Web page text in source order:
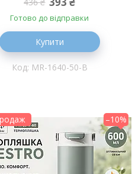
Готово до відправки
Купити
MR-1640-50-B
–10%